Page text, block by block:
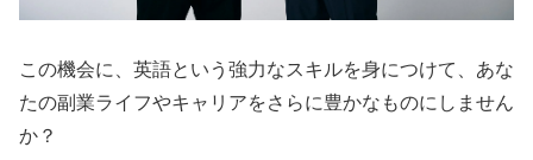
この機会に、英語という強力なスキルを身につけて、あな
たの副業ライフやキャリアをさらに豊かなものにしません
か？